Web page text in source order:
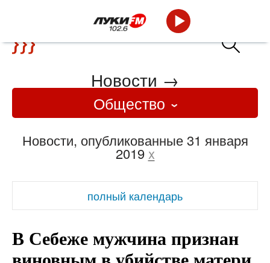
Новости →
Общество
Новости, опубликованные 31 января
2019 x
полный календарь
В Себеже мужчина признан